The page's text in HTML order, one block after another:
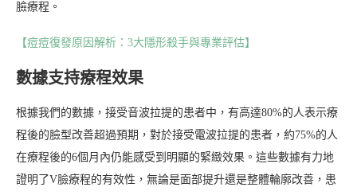
臉療程。
【痘痘復發原因解析：3大隱形殺手與專業評估】
數據支持療程效果
根據我們的數據，接受音波拉提的患者中，有高達80%的人表示療
程後的臉型改善超過預期，對於接受電波拉提的患者，約75%的人
在療程後的6個月內仍能感受到明顯的緊緻效果。這些數據有力地
證明了V臉療程的有效性，無論是面部提升還是整體輪廓改善，患